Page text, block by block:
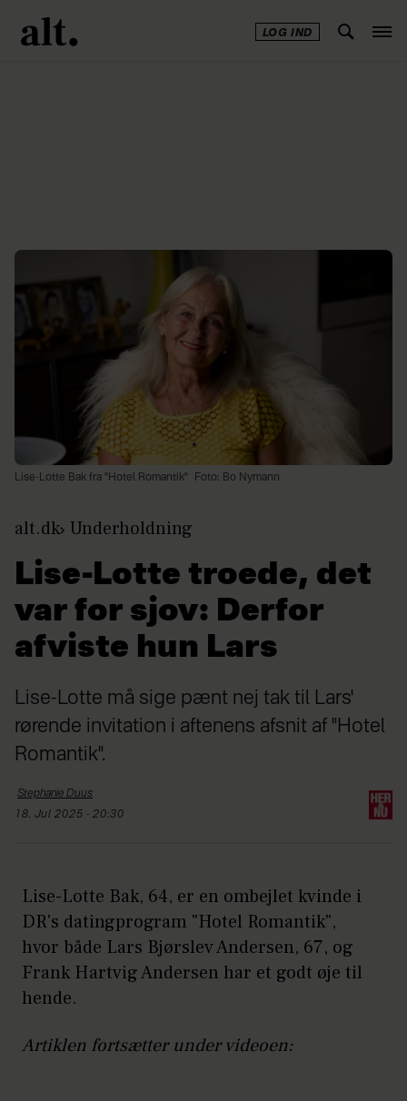
LOG IND
Lise-Lotte Bak fra "Hotel Romantik" Foto: Bo Nymann
alt.dk Underholdning
Lise-Lotte troede, det
var for sjov: Derfor
afviste hun Lars
Lise-Lotte må sige pænt nej tak til Lars'
rørende invitation i aftenens afsnit af "Hotel
Romantik".
Stephanie Duus
18. Jul 2025 - 20:30
Lise-Lotte Bak, 64, er en ombejlet kvinde i
DR's datingprogram "Hotel Romantik",
hvor både Lars Bjørslev Andersen, 67, og
Frank Hartvig Andersen har et godt øje til
hende.
Artiklen fortsætter under videoen: